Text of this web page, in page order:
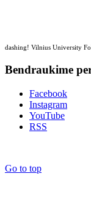
dashing! Vilnius University
Bendraukime
Facebook
Instagram
YouTube
RSS
Go to top